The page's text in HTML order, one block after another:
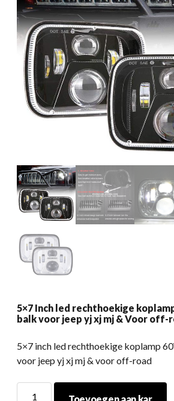
5×7 Inch led rechthoekige
balk voor jeep yj xj mj & Voor off-
5×7 inch led rechthoekige koplamp
voor jeep yj xj mj & voor off-road